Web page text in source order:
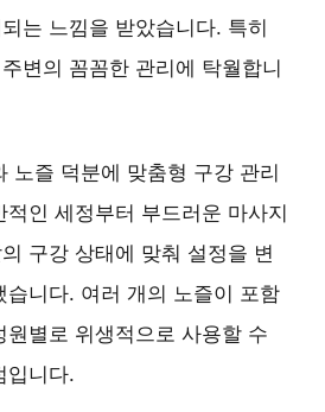
는 느낌을 받았습니다. 특히
변의 꼼꼼한 관리에 탁월합니
노즐 덕분에 맞춤형 구강 관리
인 세정부터 부드러운 마사지
구강 상태에 맞춰 설정을 변
습니다. 여러 개의 노즐이 포함
원별로 위생적으로 사용할 수
입니다.